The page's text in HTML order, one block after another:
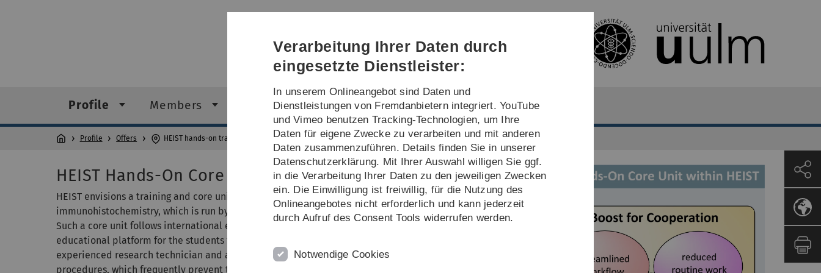
Direkt
Direkt
Direkt
(Sprache,
Drucken,
Social
Direkt
Direkt
Profile Members Contact
Profile Offers HEIST hands-on training and core unit
HEIST Hands-On Core Unit
HEIST envisions a training and core unit for standard methods such as genotyping and
immunohistochemistry, which is run by a research assistant/technician and several student assistants.
Such a core unit follows international examples working in a competitive environment to allow both, an
educational platform for the students to receive
experienced research technician and a smoothened work-flow to avoid time consuming standard
procedures, which frequently prevent to cross methodological boundaries at the bench by acquiring
Verarbeitung Ihrer Daten durch
eingesetzte Dienstleister:
In unserem Onlineangebot sind Daten und
Dienstleistungen von Fremdanbietern integriert. YouTube
und Vimeo benutzen Tracking-Technologien, um Ihre
Daten für eigene Zwecke zu verarbeiten und mit anderen
Daten zusammenzuführen. Details finden Sie in unserer
Datenschutzerklärung. Mit Ihrer Auswahl willigen Sie ggf.
in die Verarbeitung Ihrer Daten zu den jeweiligen Zwecken
ein. Die Einwilligung ist freiwillig, für die Nutzung des
Onlineangebotes nicht erforderlich und kann jederzeit
durch Aufruf des Consent Tools widerrufen werden.
Notwendige Cookies